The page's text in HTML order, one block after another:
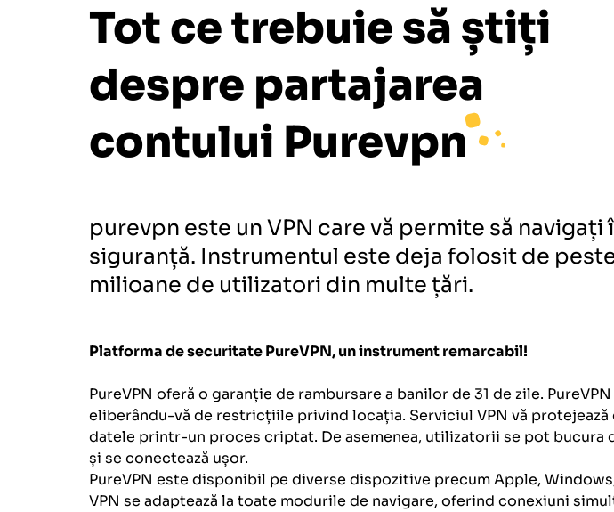
Tot ce trebuie să știți
despre partajarea
contului Purevpn
purevpn este un VPN care vă permite să navigați
siguranță. Instrumentul este deja folosit de
milioane de utilizatori din multe țări.
Platforma de securitate PureVPN, un instrument remarcabil!
PureVPN oferă o garanție de rambursare a banilor de 31 de zile.
eliberându-vă de restricțiile privind locația. Serviciul VPN vă
datele printr-un proces criptat. De asemenea, utilizatorii se pot bucura
și se conectează ușor.
PureVPN este disponibil pe diverse dispozitive precum Apple,
VPN se adaptează la toate modurile de navigare, oferind conexiuni